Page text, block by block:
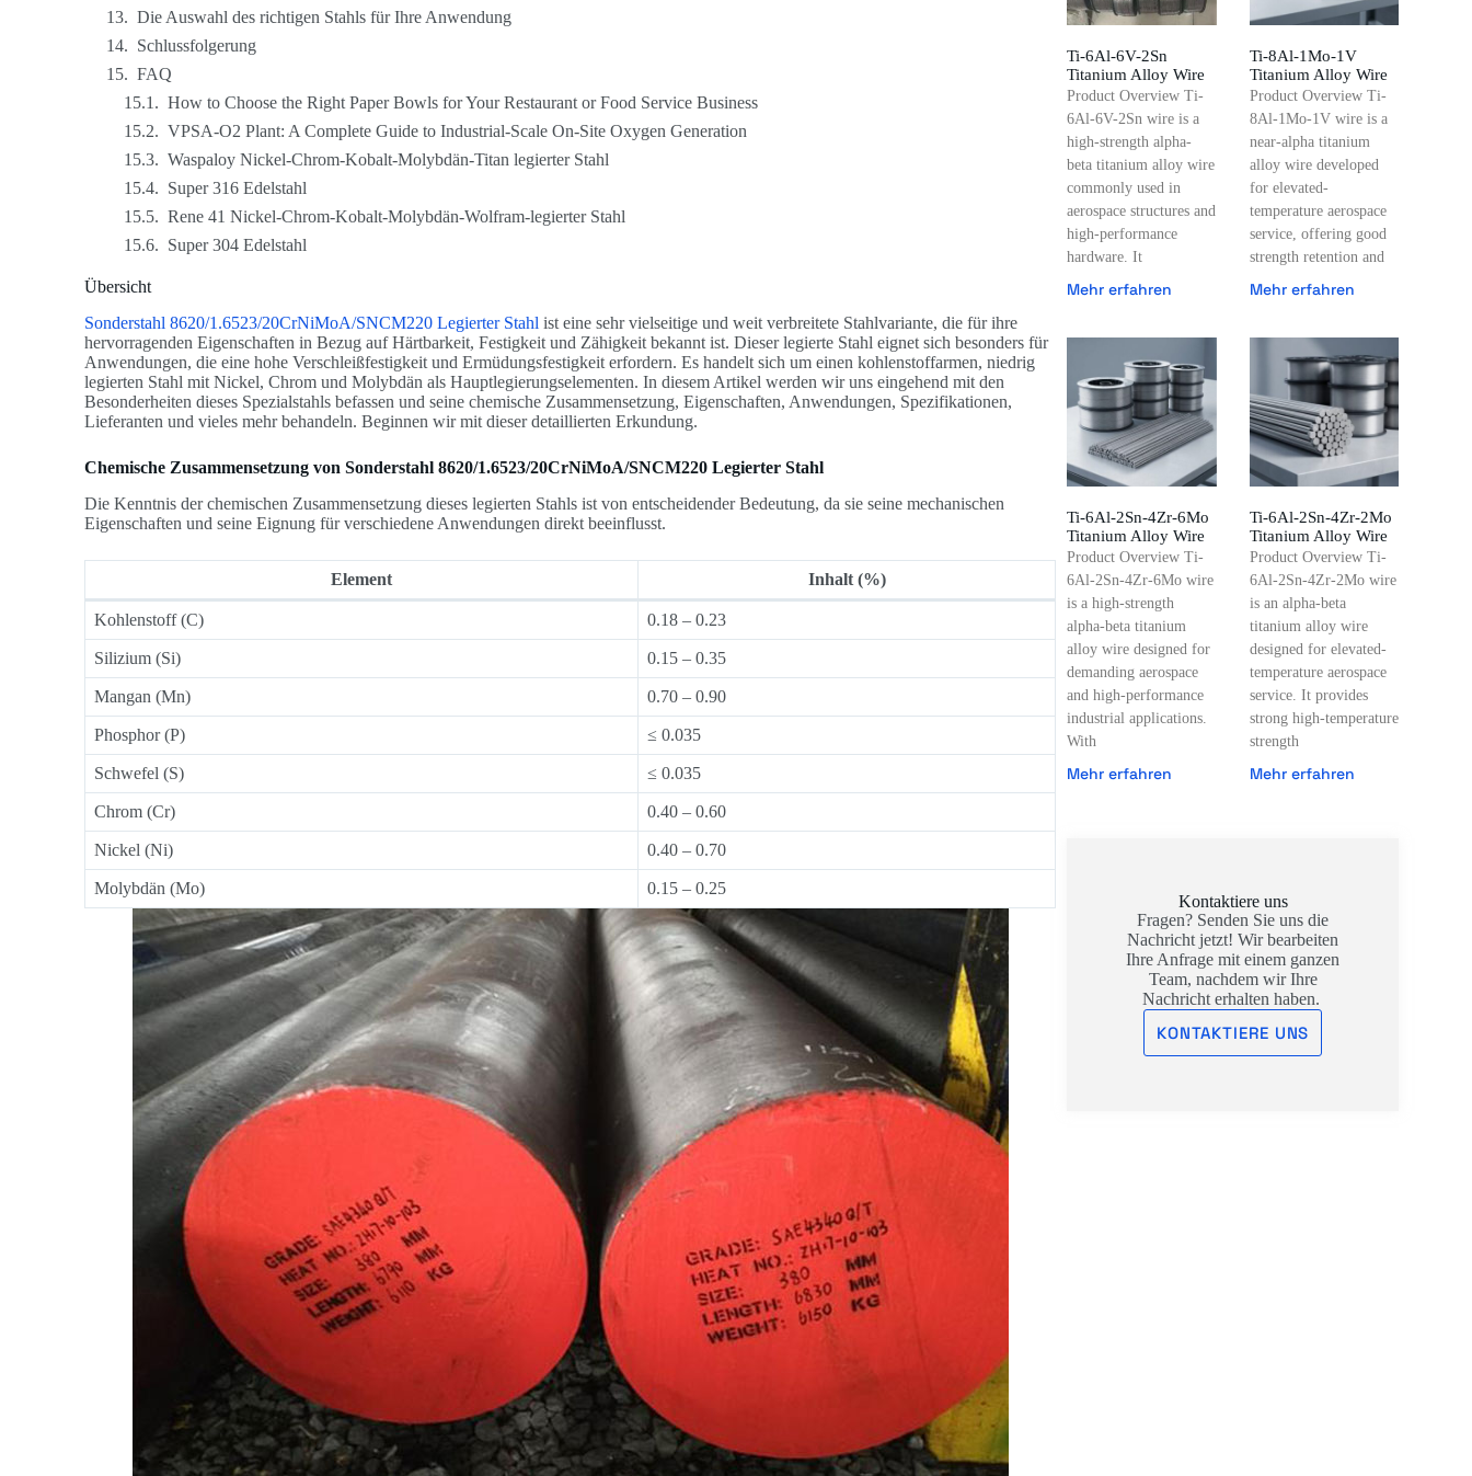
Die Auswahl des richtigen Stahls für Ihre Anwendung
Schlussfolgerung
FAQ
How to Choose the Right Paper Bowls for Your Restaurant or Food Service Business
VPSA-O2 Plant: A Complete Guide to Industrial-Scale On-Site Oxygen Generation
Waspaloy Nickel-Chrom-Kobalt-Molybdän-Titan legierter Stahl
Super 316 Edelstahl
Rene 41 Nickel-Chrom-Kobalt-Molybdän-Wolfram-legierter Stahl
Super 304 Edelstahl
Übersicht
Sonderstahl 8620/1.6523/20CrNiMoA/SNCM220 Legierter Stahl ist eine sehr vielseitige und weit verbreitete Stahlvariante, die für ihre
hervorragenden Eigenschaften in Bezug auf Härtbarkeit, Festigkeit und Zähigkeit bekannt ist. Dieser legierte Stahl eignet sich besonders für
Anwendungen, die eine hohe Verschleißfestigkeit und Ermüdungsfestigkeit erfordern. Es handelt sich um einen kohlenstoffarmen, niedrig
legierten Stahl mit Nickel, Chrom und Molybdän als Hauptlegierungselementen. In diesem Artikel werden wir uns eingehend mit den
Besonderheiten dieses Spezialstahls befassen und seine chemische Zusammensetzung, Eigenschaften, Anwendungen, Spezifikationen,
Lieferanten und vieles mehr behandeln. Beginnen wir mit dieser detaillierten Erkundung.
Chemische Zusammensetzung von Sonderstahl 8620/1.6523/20CrNiMoA/SNCM220 Legierter Stahl
Die Kenntnis der chemischen Zusammensetzung dieses legierten Stahls ist von entscheidender Bedeutung, da sie seine mechanischen
Eigenschaften und seine Eignung für verschiedene Anwendungen direkt beeinflusst.
Element Inhalt (%)
Kohlenstoff (C) 0.18 – 0.23
Silizium (Si) 0.15 – 0.35
Mangan (Mn) 0.70 – 0.90
Phosphor (P) ≤ 0.035
Schwefel (S) ≤ 0.035
Chrom (Cr) 0.40 – 0.60
Nickel (Ni) 0.40 – 0.70
Molybdän (Mo) 0.15 – 0.25
Ti-6Al-6V-2Sn
Titanium Alloy Wire
Product Overview Ti-
6Al-6V-2Sn wire is a
high-strength alpha-
beta titanium alloy wire
commonly used in
aerospace structures and
high-performance
hardware. It
Mehr erfahren
Ti-8Al-1Mo-1V
Titanium Alloy Wire
Product Overview Ti-
8Al-1Mo-1V wire is a
near-alpha titanium
alloy wire developed
for elevated-
temperature aerospace
service, offering good
strength retention and
Mehr erfahren
Ti-6Al-2Sn-4Zr-6Mo
Titanium Alloy Wire
Product Overview Ti-
6Al-2Sn-4Zr-6Mo wire
is a high-strength
alpha-beta titanium
alloy wire designed for
demanding aerospace
and high-performance
industrial applications.
With
Mehr erfahren
Ti-6Al-2Sn-4Zr-2Mo
Titanium Alloy Wire
Product Overview Ti-
6Al-2Sn-4Zr-2Mo wire
is an alpha-beta
titanium alloy wire
designed for elevated-
temperature aerospace
service. It provides
strong high-temperature
strength
Mehr erfahren
Kontaktiere uns
Fragen? Senden Sie uns die
Nachricht jetzt! Wir bearbeiten
Ihre Anfrage mit einem ganzen
Team, nachdem wir Ihre
Nachricht erhalten haben.
KONTAKTIERE UNS